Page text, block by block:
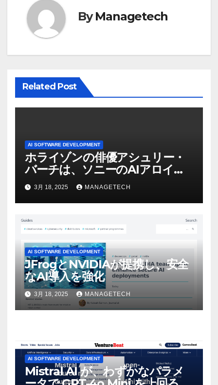
シ
ョ
ン
ByManagetech
Related Post
AI SOFTWARE DEVELOPMENT
ホライゾンの俳優アシュリー・
バーチは、ソニーのAIアロイの
ビデオを見て「ゲームパフォー
マンスという芸術形式に不安を
感じた」と語る – IGN
3月 18, 2025 MANAGETECH
AI SOFTWARE DEVELOPMENT
JFrogとNVIDIAが提携し、安全
なAI導入を強化
3月 18, 2025 MANAGETECH
AI SOFTWARE DEVELOPMENT
Mistral AI が、わずかなパラメ